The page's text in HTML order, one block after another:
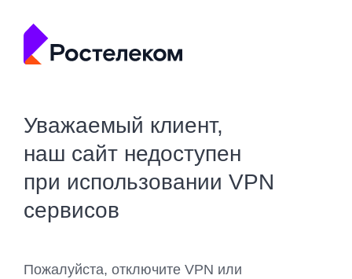
Уважаемый клиент,
наш сайт недоступен
при использовании VPN
сервисов
Пожалуйста, отключите VPN или